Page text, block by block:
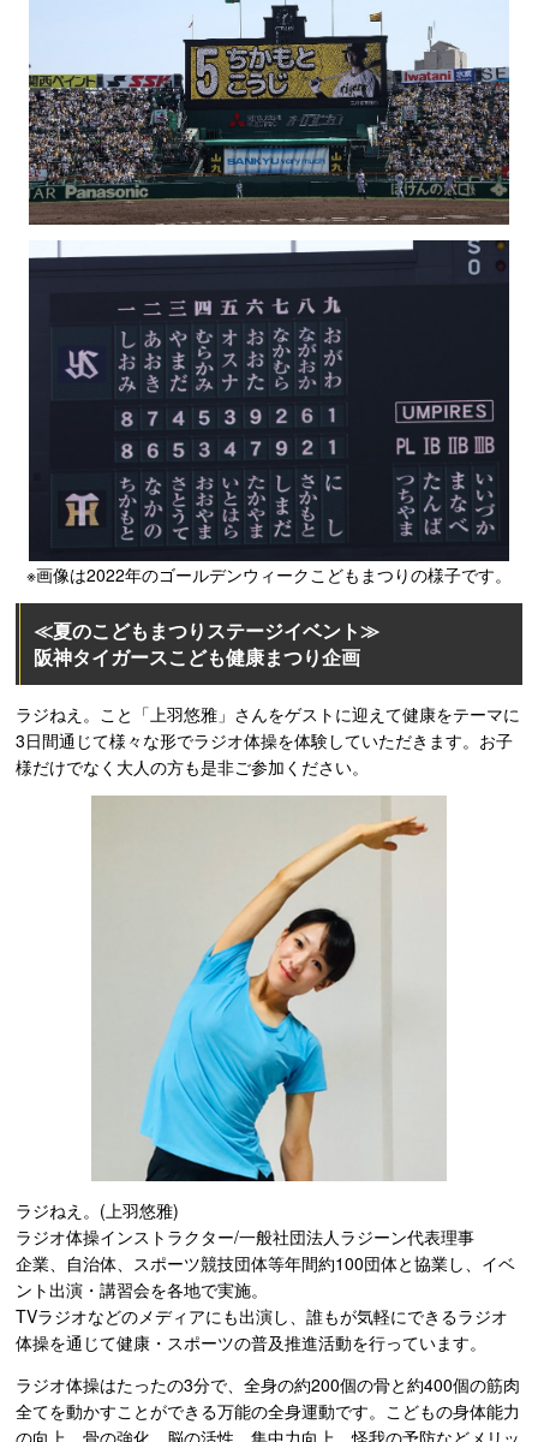
※画像は2022年のゴールデンウィークこどもまつりの様子です。
≪夏のこどもまつりステージイベント≫
阪神タイガースこども健康まつり企画
ラジねえ。こと「上羽悠雅」さんをゲストに迎えて健康をテーマに
3日間通じて様々な形でラジオ体操を体験していただきます。お子
様だけでなく大人の方も是非ご参加ください。
ラジねえ。(上羽悠雅)
ラジオ体操インストラクター/一般社団法人ラジーン代表理事
企業、自治体、スポーツ競技団体等年間約100団体と協業し、イベ
ント出演・講習会を各地で実施。
TVラジオなどのメディアにも出演し、誰もが気軽にできるラジオ
体操を通じて健康・スポーツの普及推進活動を行っています。
ラジオ体操はたったの3分で、全身の約200個の骨と約400個の筋肉
全てを動かすことができる万能の全身運動です。こどもの身体能力
の向上、骨の強化、脳の活性、集中力向上、怪我の予防などメリッ